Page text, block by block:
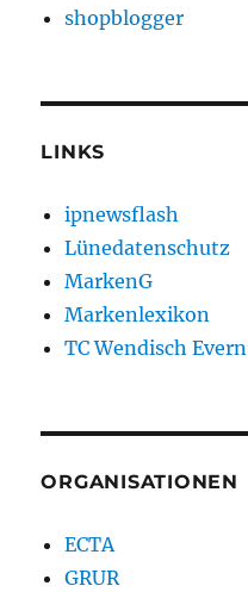
shopblogger
LINKS
ipnewsflash
Lünedatenschutz
MarkenG
Markenlexikon
TC Wendisch Evern
ORGANISATIONEN
ECTA
GRUR